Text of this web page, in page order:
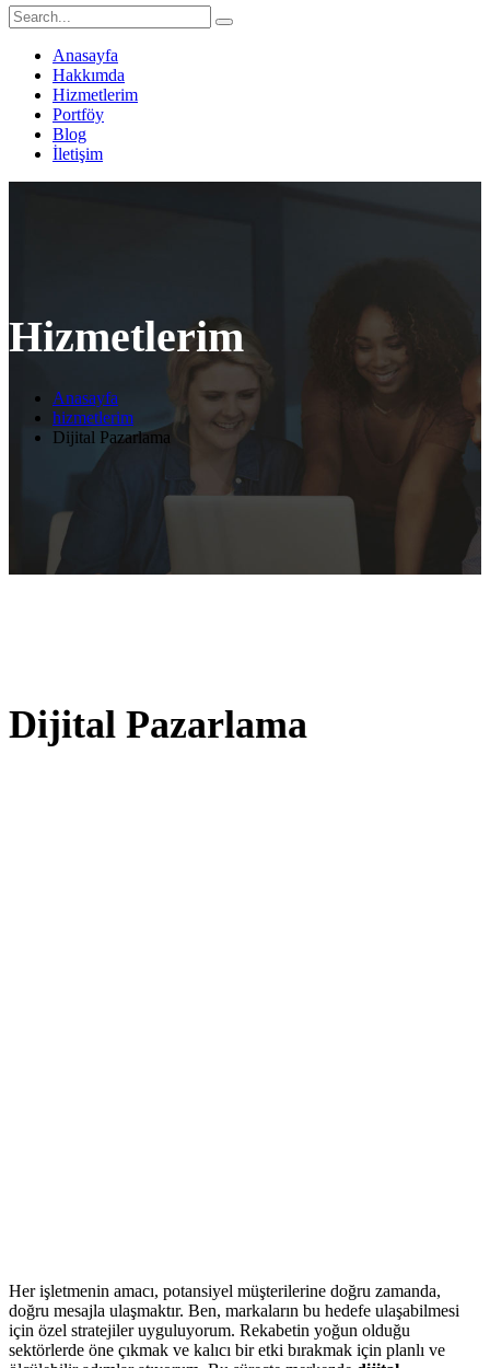
Anasayfa
Hakkımda
Hizmetlerim
Portföy
Blog
İletişim
Hizmetlerim
Anasayfa
hizmetlerim
Dijital Pazarlama
Dijital Pazarlama
Her işletmenin amacı, potansiyel müşterilerine doğru zamanda,
doğru mesajla ulaşmaktır. Ben, markaların bu hedefe ulaşabilmesi
için özel stratejiler uyguluyorum. Rekabetin yoğun olduğu
sektörlerde öne çıkmak ve kalıcı bir etki bırakmak için planlı ve